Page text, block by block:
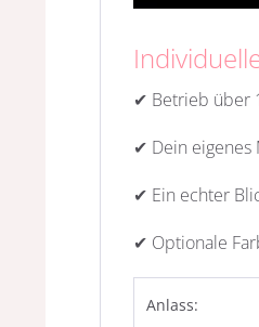
✔ Betrieb über
✔ Dein eigenes
✔ Ein echter
✔ Optionale
Anlass: